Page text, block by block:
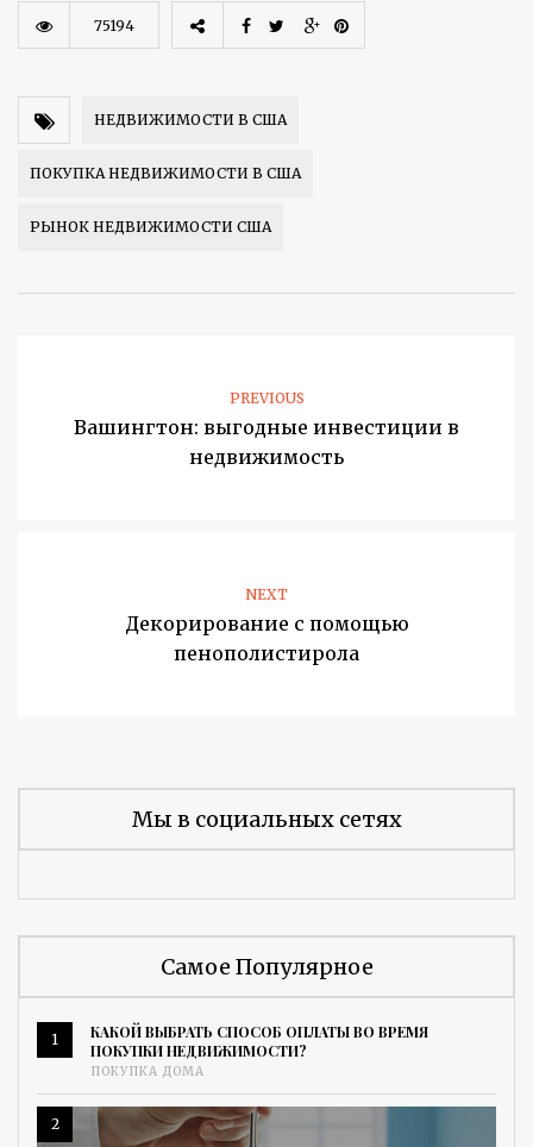
75194
НЕДВИЖИМОСТИ В США
ПОКУПКА НЕДВИЖИМОСТИ В США
РЫНОК НЕДВИЖИМОСТИ США
PREVIOUS
Вашингтон: выгодные инвестиции в
недвижимость
NEXT
Декорирование с помощью
пенополистирола
Мы в социальных сетях
Самое Популярное
1
КАКОЙ ВЫБРАТЬ СПОСОБ ОПЛАТЫ ВО ВРЕМЯ
ПОКУПКИ НЕДВИЖИМОСТИ?
ПОКУПКА ДОМА
2